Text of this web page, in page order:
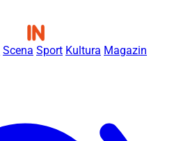
Scena Sport Kultura Magazin